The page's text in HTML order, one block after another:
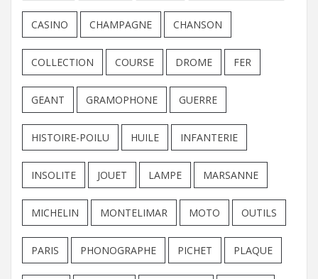
CASINO CHAMPAGNE CHANSON
COLLECTION COURSE DROME FER
GEANT GRAMOPHONE GUERRE
HISTOIRE-POILU HUILE INFANTERIE
INSOLITE JOUET LAMPE MARSANNE
MICHELIN MONTELIMAR MOTO OUTILS
PARIS PHONOGRAPHE PICHET PLAQUE